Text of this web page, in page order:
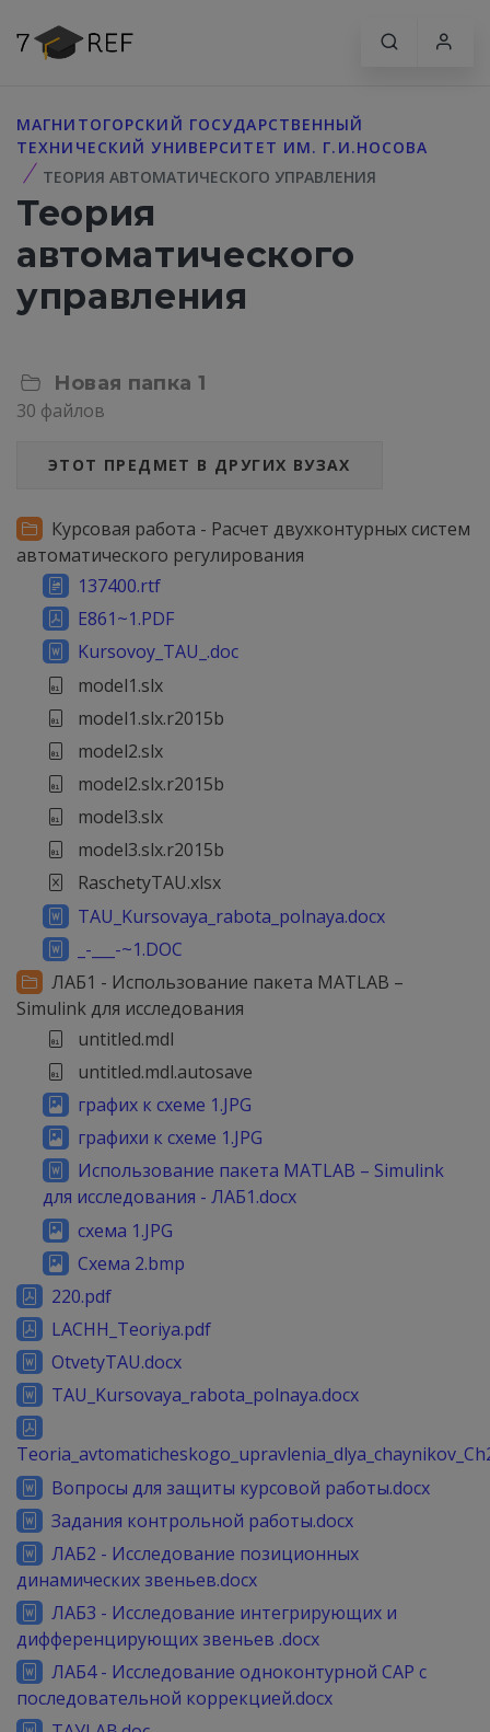
МАГНИТОГОРСКИЙ ГОСУДАРСТВЕННЫЙ
ТЕХНИЧЕСКИЙ УНИВЕРСИТЕТ ИМ. Г.И.НОСОВА
ТЕОРИЯ АВТОМАТИЧЕСКОГО УПРАВЛЕНИЯ
Теория
автоматического
управления
Новая папка 1
30 файлов
ЭТОТ ПРЕДМЕТ В ДРУГИХ ВУЗАХ
Курсовая работа - Расчет двухконтурных систем
автоматического регулирования
137400.rtf
E861~1.PDF
Kursovoy_TAU_.doc
model1.slx
model1.slx.r2015b
model2.slx
model2.slx.r2015b
model3.slx
model3.slx.r2015b
RaschetyTAU.xlsx
TAU_Kursovaya_rabota_polnaya.docx
_-___-~1.DOC
ЛАБ1 - Использование пакета MATLAB –
Simulink для исследования
untitled.mdl
untitled.mdl.autosave
графих к схеме 1.JPG
графихи к схеме 1.JPG
Использование пакета MATLAB – Simulink
для исследования - ЛАБ1.docx
схема 1.JPG
Схема 2.bmp
220.pdf
LACHH_Teoriya.pdf
OtvetyTAU.docx
TAU_Kursovaya_rabota_polnaya.docx
Вопросы для защиты курсовой работы.docx
Задания контрольной работы.docx
ЛАБ2 - Исследование позиционных
динамических звеньев.docx
ЛАБ3 - Исследование интегрирующих и
дифференцирующих звеньев .docx
ЛАБ4 - Исследование одноконтурной САР с
последовательной коррекцией.docx